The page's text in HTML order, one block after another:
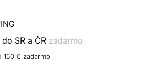
SR a ČR zadarmo
150 € zadarmo